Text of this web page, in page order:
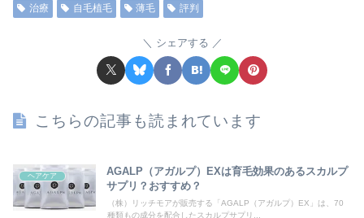
治療
自毛植毛 薄毛 評判
シェアする
こちらの記事も読まれています
ヘアケア
AGALP（アガルプ）EXは育毛効果のあるスカルプ
サプリ？おすすめ？
（株）リッチモアが販売する「AGALP（アガルプ）EX」は、70
種類もの成分を配合したスカルプサプリ...